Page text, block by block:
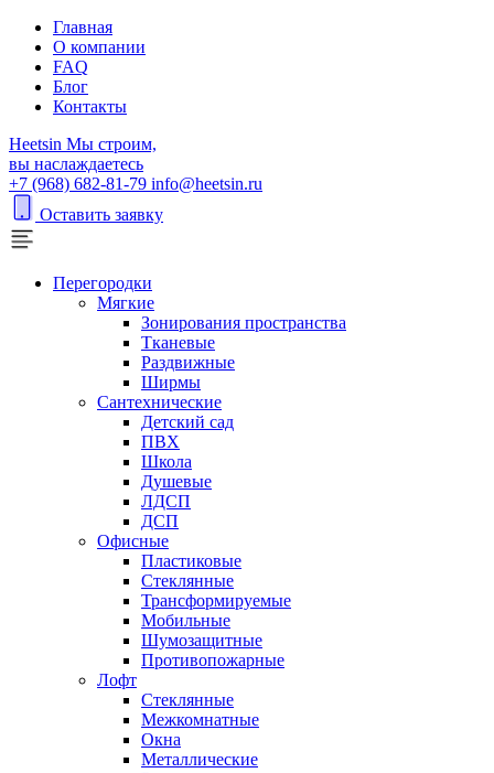
Главная
О компании
FAQ
Блог
Контакты
Heetsin Мы строим,
вы наслаждаетесь
+7 (968) 682-81-79 info@heetsin.ru
Оставить заявку
Перегородки
Мягкие
Зонирования пространства
Тканевые
Раздвижные
Ширмы
Сантехнические
Детский сад
ПВХ
Школа
Душевые
ЛДСП
ДСП
Офисные
Пластиковые
Стеклянные
Трансформируемые
Мобильные
Шумозащитные
Противопожарные
Лофт
Стеклянные
Межкомнатные
Окна
Металлические